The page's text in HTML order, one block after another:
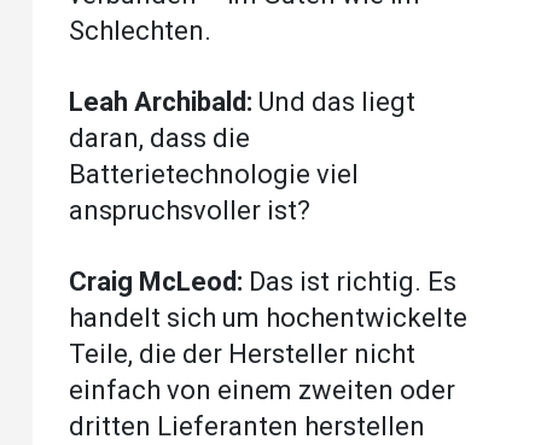
Schlechten.
Leah Archibald: Und das liegt
daran, dass die
Batterietechnologie viel
anspruchsvoller ist?
Craig McLeod: Das ist richtig. Es
handelt sich um hochentwickelte
Teile, die der Hersteller nicht
einfach von einem zweiten oder
dritten Lieferanten herstellen